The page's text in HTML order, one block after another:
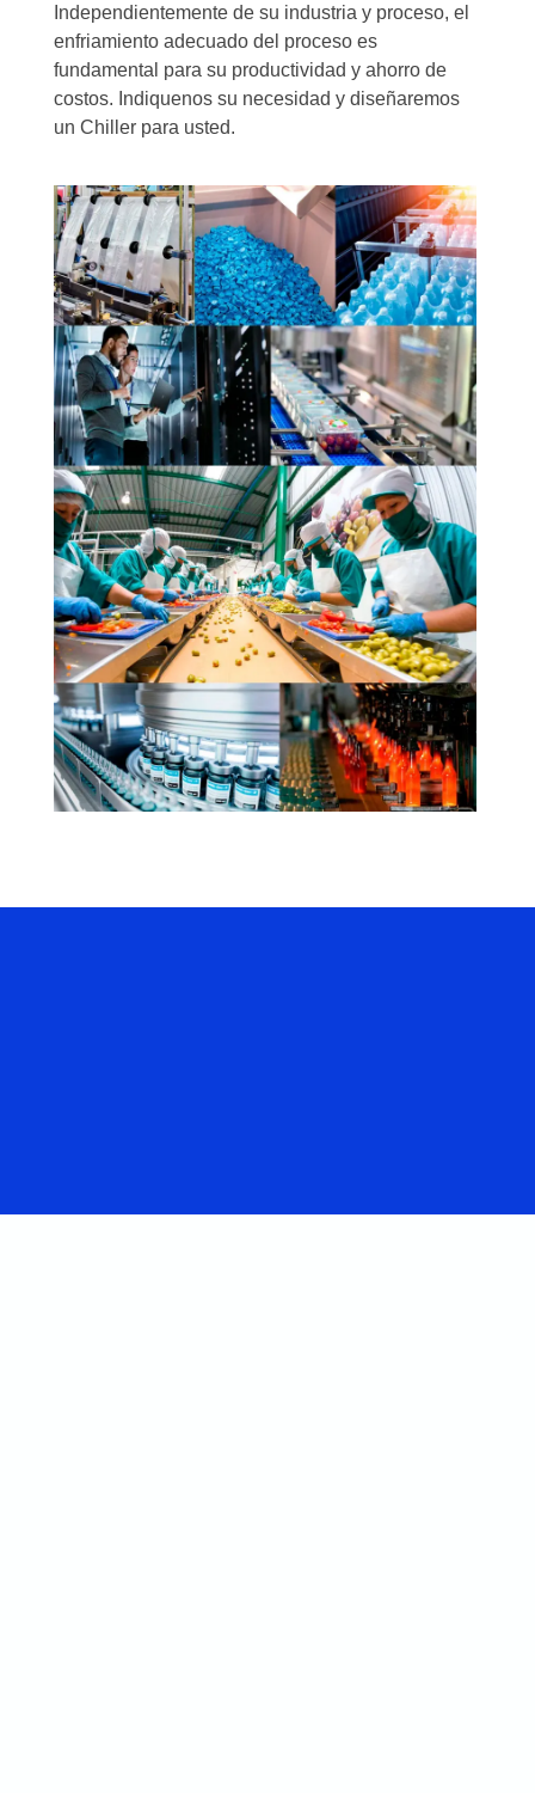
Independientemente de su industria y proceso, el
enfriamiento adecuado del proceso es
fundamental para su productividad y ahorro de
costos. Indiquenos su necesidad y diseñaremos
un Chiller para usted.